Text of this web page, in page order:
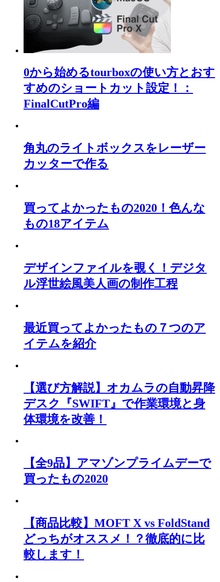
0から始めるtourboxの使い方とおす
すめのショートカット設定！：
FinalCutPro編
角丸のライトボックスをレーザー
カッターで作る
買ってよかったもの2020！色んな
もの18アイテム
デザインファイルを覗く！デジタ
ル浮世絵風美人画の制作工程
最近買ってよかったもの７つのア
イテムを紹介
【選び方解説】オカムラの自動昇降
デスク『SWIFT』で作業環境と身
体環境を改善！
【全9品】アマゾンプライムデーで
買ったもの2020
【商品比較】MOFT X vs FoldStand
どっちがオススメ！？徹底的に比
較します！